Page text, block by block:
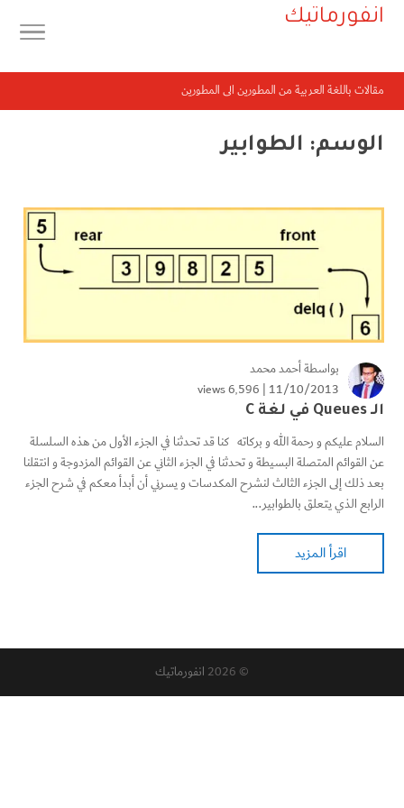
انفورماتيك
مقالات باللغة العربية من المطورين الى المطورين
الوسم: الطوابير
بواسطةأحمد محمد
11/10/2013 | 6٬596 views
الـ Queues في لغة C
السلام عليكم و رحمة الله و بركاته كنا قد تحدثنا في الجزء الأول من هذه السلسلة
عن القوائم المتصلة البسيطة و تحدثنا في الجزء الثاني عن القوائم المزدوجة و انتقلنا
بعد ذلك إلى الجزء الثالث لنشرح المكدسات و يسرني أن أبدأ معكم في شرح الجزء
الرابع الذي يتعلق بالطوابير...
اقرأ المزيد
© 2026 انفورماتيك